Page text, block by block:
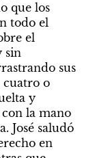
que los
todo el
el
sin
sus
cuatro o
y
la mano
José saludó
en